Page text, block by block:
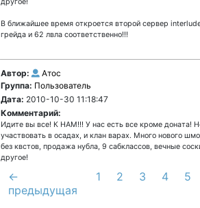
В ближайшее время откроется второй сервер
грейда и 62 лвла соответственно!!!
Автор:
Атос
Группа: Пользователь
Дата: 2010-10-30 11:18:47
Комментарий:
Идите вы все! К НАМ!!! У нас есть все кроме доната!
участвовать в осадах, и клан варах. Много нового
без квстов, продажа нубла, 9 сабклассов, вечные
другое!
←
предыдущая
1 2 3 4 5